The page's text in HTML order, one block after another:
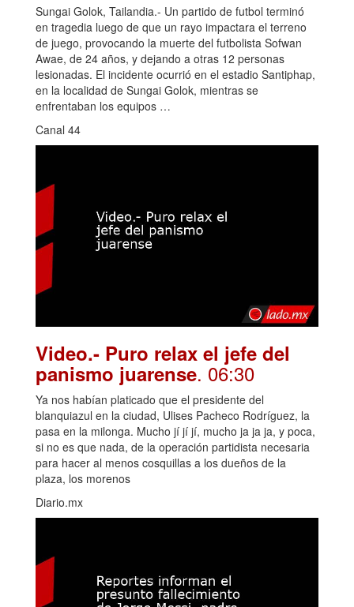
Sungai Golok, Tailandia.- Un partido de futbol terminó
en tragedia luego de que un rayo impactara el terreno
de juego, provocando la muerte del futbolista Sofwan
Awae, de 24 años, y dejando a otras 12 personas
lesionadas. El incidente ocurrió en el estadio Santiphap,
en la localidad de Sungai Golok, mientras se
enfrentaban los equipos …
Canal 44
Video.- Puro relax el jefe del
panismo juarense. 06:30
Ya nos habían platicado que el presidente del
blanquiazul en la ciudad, Ulises Pacheco Rodríguez, la
pasa en la milonga. Mucho jí jí jí, mucho ja ja ja, y poca,
si no es que nada, de la operación partidista necesaria
para hacer al menos cosquillas a los dueños de la
plaza, los morenos
Diario.mx